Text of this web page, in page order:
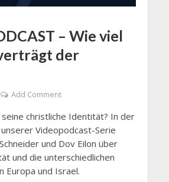
– Wie viel
der
Add Comment
christliche Identität? In der
Videopodcast-Serie
und Dov Eilon über
und die unterschiedlichen
Europa und Israel.